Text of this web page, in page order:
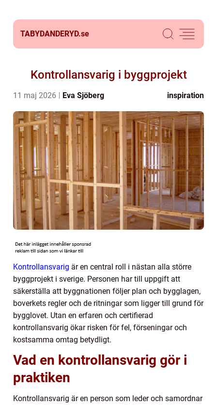
TABYDANDERYD.se
Kontrollansvarig i byggprojekt
11 maj 2026 Eva Sjöberg inspiration
Kontrollansvarig är en central roll i nästan alla större
byggprojekt i sverige. Personen har till uppgift att
säkerställa att byggnationen följer plan och bygglagen,
boverkets regler och de ritningar som ligger till grund för
bygglovet. Utan en erfaren och certifierad
kontrollansvarig ökar risken för fel, förseningar och
kostsamma omtag betydligt.
Vad en kontrollansvarig gör i
praktiken
Kontrollansvarig är en person som leder och samordnar